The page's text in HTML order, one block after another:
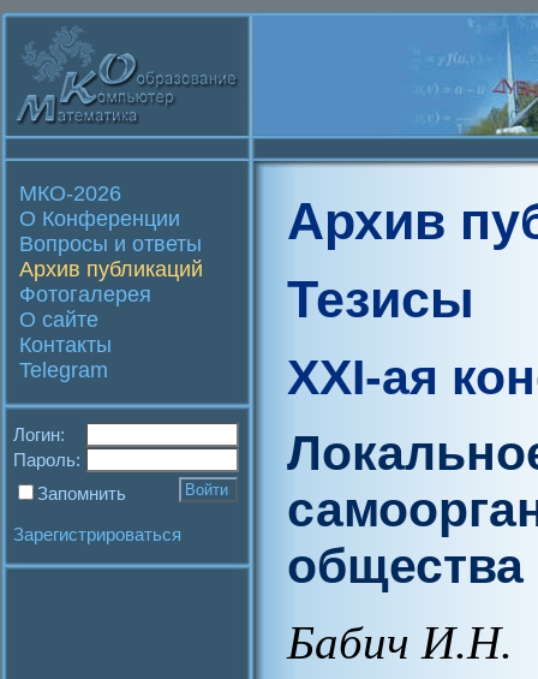
МКО-2026
О Конференции
Вопросы и ответы
Архив публикаций
Фотогалерея
О сайте
Контакты
Telegram
Логин:
Пароль:
Запомнить
Зарегистрироваться
Архив
Тезисы
XXI-ая
общества
Бабич И.Н.